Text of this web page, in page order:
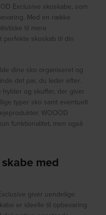
Exclusive skoskabe, som
Med en række
til mere
perfekte skoskab til din
dine sko organiseret og
det par, du leder efter.
og skuffer, der giver
typer sko samt eventuelt
WOOOD
funktionalitet, men også
med
giver uendelige
er ideelle til opbevaring